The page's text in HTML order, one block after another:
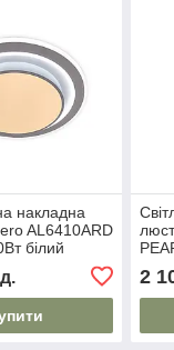
накладна
AL6410ARD
білий
2